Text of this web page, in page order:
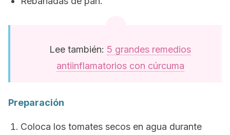
Lee también: 5 grandes remedios
antiinflamatorios con cúrcuma
Preparación
Coloca los tomates secos en agua durante